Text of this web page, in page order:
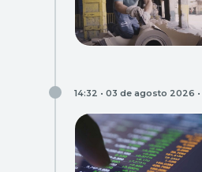
14:32 • 03 de agosto 2026 •